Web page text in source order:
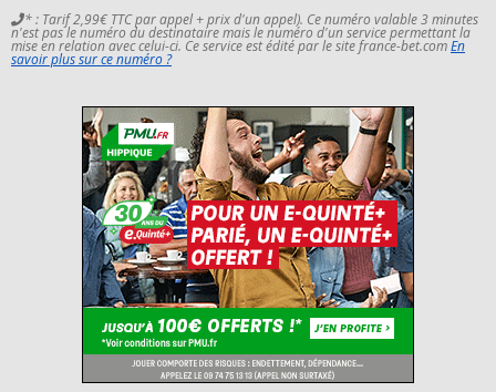
* : Tarif 2,99€ TTC par appel + prix d'un appel). Ce numéro valable 3 minutes
n'est pas le numéro du destinataire mais le numéro d'un service permettant la
mise en relation avec celui-ci. Ce service est édité par le site france-bet.comEn
savoir plus sur ce numéro ?